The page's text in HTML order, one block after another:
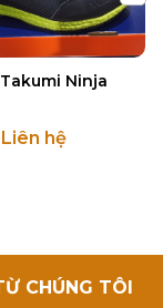
Ninja
Liên hệ
CHÚNG TÔI